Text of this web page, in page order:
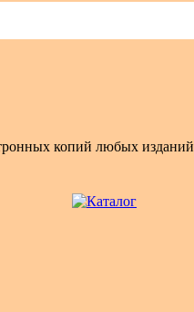
копий любых изданий